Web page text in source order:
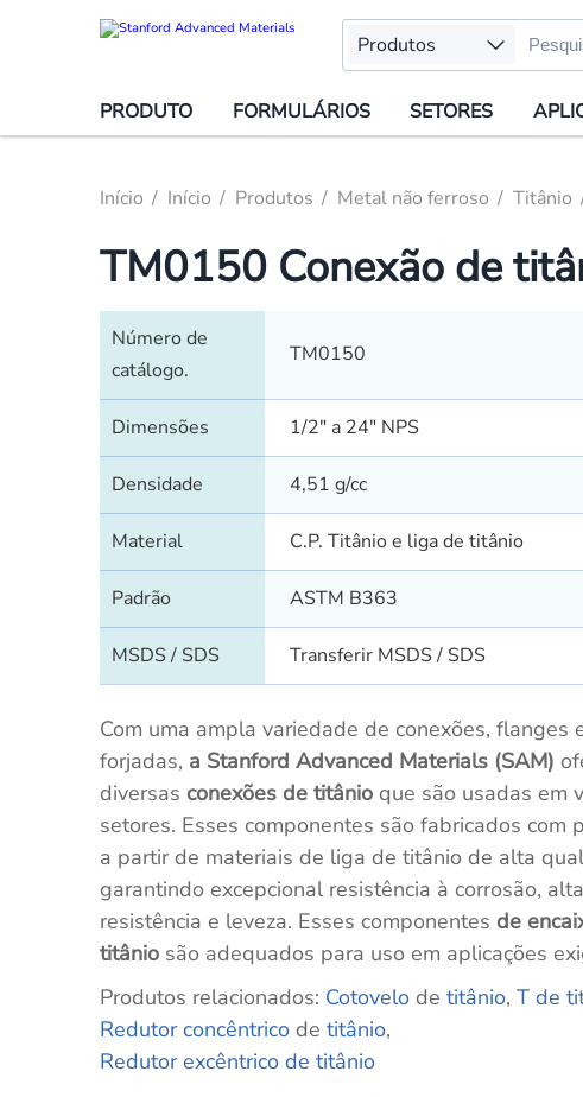
Produtos
PRODUTO FORMULÁRIOS SETORES
Início Início Produtos Metal não ferroso Titânio
TM0150 Conexão de
Número de
catálogo.
TM0150
Dimensões 1/2" a 24" NPS
Densidade 4,51 g/cc
Material C.P. Titânio e liga de titânio
Padrão ASTM B363
MSDS / SDS Transferir MSDS / SDS
Com uma ampla variedade de conexões, flanges
forjadas, a Stanford Advanced Materials (SAM)
diversas conexões de titânioque são usadas em
setores. Esses componentes são fabricados com
a partir de materiais de liga de titânio de alta
garantindo excepcional resistência à corrosão, alta
resistência e leveza. Esses componentes de
titânio são adequados para uso em aplicações
Produtos relacionados: Cotovelode titânio, T de
Redutor concêntricode titânio,
Redutor excêntrico de titânio